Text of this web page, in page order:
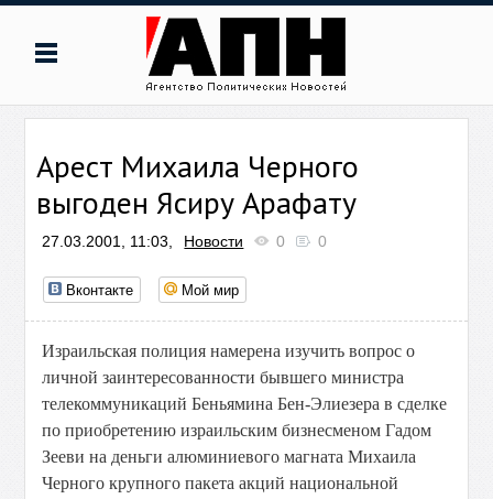
Арест Михаила Черного
выгоден Ясиру Арафату
27.03.2001, 11:03, Новости 0 0
Вконтакте Мой мир
Израильская полиция намерена изучить вопрос о
личной заинтересованности бывшего министра
телекоммуникаций Беньямина Бен-Элиезера в сделке
по приобретению израильским бизнесменом Гадом
Зееви на деньги алюминиевого магната Михаила
Черного крупного пакета акций национальной